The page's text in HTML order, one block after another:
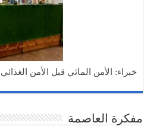
خبراء: الأمن المائي قبل الأمن الغذائي
مفكرة العاصمة